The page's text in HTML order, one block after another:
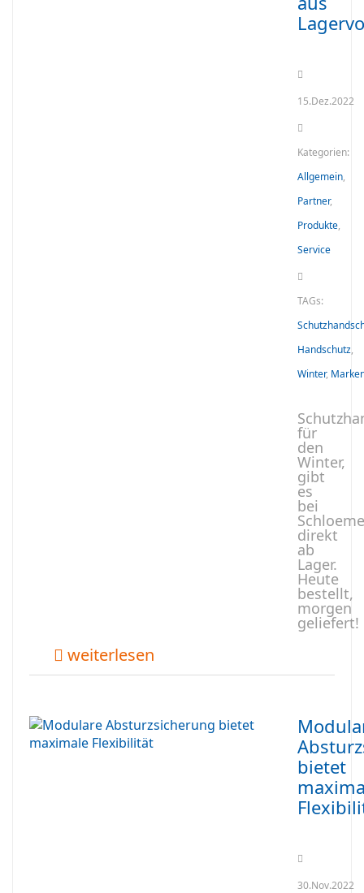
15.Dez.2022
Kategorien:
Allgemein,
Partner,
Produkte,
Service
TAGs:
Handschutz,
Winter,
für
den
Winter,
gibt
es
bei
direkt
ab
Lager.
Heute
bestellt,
morgen
geliefert!
weiterlesen
bietet
30.Nov.2022